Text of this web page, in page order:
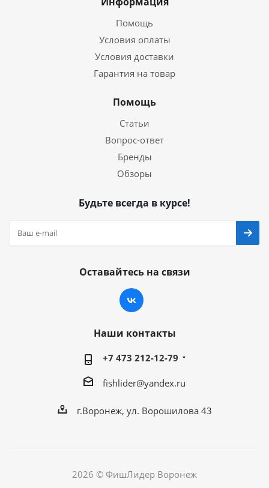
Помощь
Условия оплаты
Условия доставки
Гарантия на товар
Помощь
Статьи
Вопрос-ответ
Бренды
Обзоры
Будьте всегда в курсе!
Оставайтесь на связи
Наши контакты
+7 473 212-12-79
fishlider@yandex.ru
г.Воронеж, ул. Ворошилова 43
2026 © ФишЛидер Воронеж